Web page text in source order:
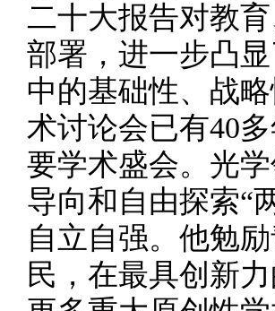
二十大报告对教
部署，进一步凸
中的基础性、战
术讨论会已有40
要学术盛会。光
导向和自由探索“
自立自强。他勉
民，在最具创新